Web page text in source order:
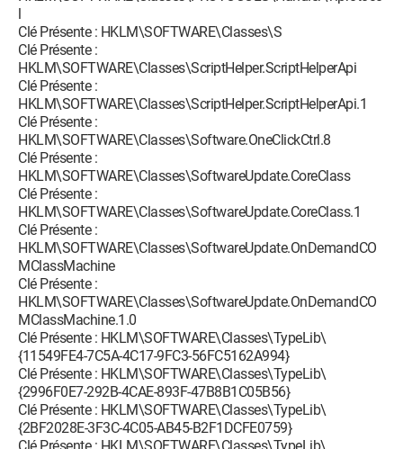
l
Clé Présente : HKLM\SOFTWARE\Classes\S
Clé Présente :
HKLM\SOFTWARE\Classes\ScriptHelper.ScriptHelperApi
Clé Présente :
HKLM\SOFTWARE\Classes\ScriptHelper.ScriptHelperApi.1
Clé Présente :
HKLM\SOFTWARE\Classes\Software.OneClickCtrl.8
Clé Présente :
HKLM\SOFTWARE\Classes\SoftwareUpdate.CoreClass
Clé Présente :
HKLM\SOFTWARE\Classes\SoftwareUpdate.CoreClass.1
Clé Présente :
HKLM\SOFTWARE\Classes\SoftwareUpdate.OnDemandCO
MClassMachine
Clé Présente :
HKLM\SOFTWARE\Classes\SoftwareUpdate.OnDemandCO
MClassMachine.1.0
Clé Présente : HKLM\SOFTWARE\Classes\TypeLib\
{11549FE4-7C5A-4C17-9FC3-56FC5162A994}
Clé Présente : HKLM\SOFTWARE\Classes\TypeLib\
{2996F0E7-292B-4CAE-893F-47B8B1C05B56}
Clé Présente : HKLM\SOFTWARE\Classes\TypeLib\
{2BF2028E-3F3C-4C05-AB45-B2F1DCFE0759}